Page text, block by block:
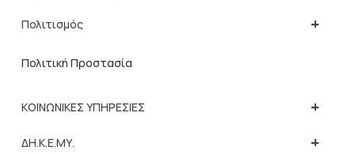
+
Πολιτισμός
Πολιτική Προστασία
+
ΚΟΙΝΩΝΙΚΕΣ ΥΠΗΡΕΣΙΕΣ
+
ΔΗ.Κ.Ε.ΜΥ.